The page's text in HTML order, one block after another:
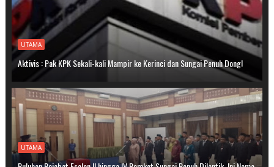
UTAMA
Aktivis : Pak KPK Sekali-kali Mampir ke Kerinci dan Sungai Penuh Dong!
UTAMA